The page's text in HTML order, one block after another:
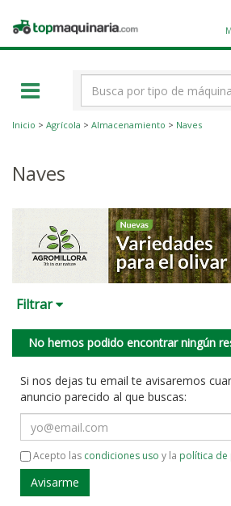
Topmaquinaria.com
Inicio > Agrícola > Almacenamiento > Naves
Naves
Filtrar
No hemos podido encontrar ningún
Si nos dejas tu email te avisaremos
anuncio parecido al que buscas:
Email
Acepto las condiciones uso y la política de